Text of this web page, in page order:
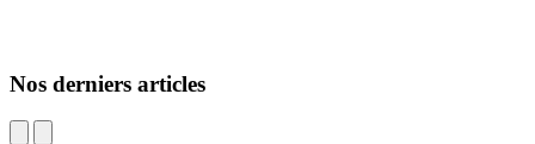
Nos derniers articles